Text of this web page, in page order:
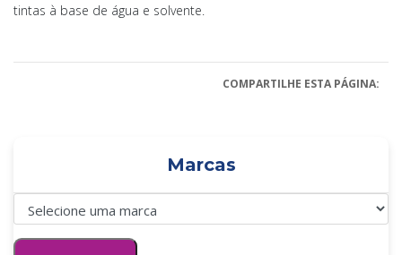
tintas à base de água e solvente.
COMPARTILHE ESTA PÁGINA:
Marcas